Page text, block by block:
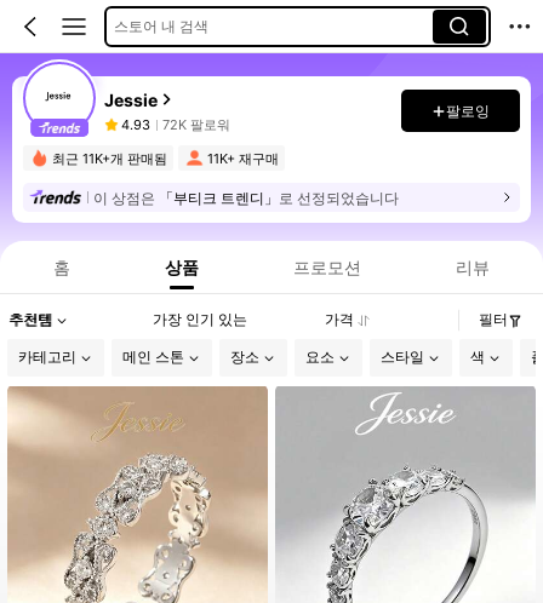
스토어 내 검색
Jessie
4.93 72K 팔로워
팔로잉
최근 11K+개 판매됨 11K+ 재구매
이 상점은 「부티크 트렌디」 로 선정되었습니다
홈 상품 프로모션 리뷰
추천템 가장 인기 있는 가격 필터
카테고리 메인 스톤 장소 요소 스타일 색